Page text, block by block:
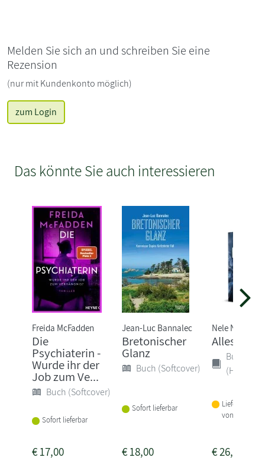
Melden Sie sich an und schreiben Sie eine
Rezension
(nur mit Kundenkonto möglich)
zum Login
Das könnte Sie auch interessieren
Freida McFadden
Die
Psychiaterin -
Wurde ihr der
Job zum Ve...
Buch (Softcover)
Sofort lieferbar
€17,00
Jean-Luc Bannalec
Bretonischer
Glanz
Buch (Softcover)
Sofort lieferbar
€18,00
Nele Neuhaus
Alles wird
Buch
Lieferbar
von 3
€26,00